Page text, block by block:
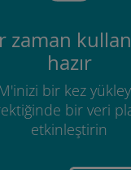
zaman
hazır
bir kez
bir veri
etkinleştirin